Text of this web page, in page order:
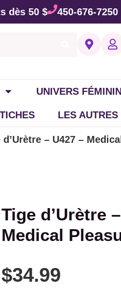
dès 50 $ 450-676-7250
UNIVERS FÉMININ
LES AUTRES
d’Urètre – U427 –
Tige d’Urètre
Medical
$34.99